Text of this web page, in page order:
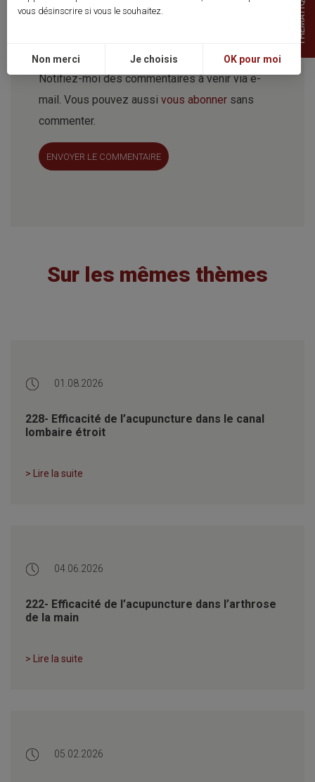
dans le navigateur pour mon prochain
Notifiez-moi des commentaires à venir via e-
mail. Vous pouvez aussi vous abonner sans
commenter.
ENVOYER LE COMMENTAIRE
Sur les mêmes thèmes
01.08.2026
228- Efficacité de l’acupuncture dans le canal
lombaire étroit
> Lire la suite
04.06.2026
222- Efficacité de l’acupuncture dans l’arthrose
de la main
> Lire la suite
05.02.2026
THEMATIQUES
vous désinscrire si vous le souhaitez.
Non merci Je choisis OK pour moi